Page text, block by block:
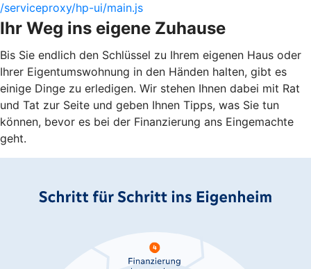
/serviceproxy/hp-ui/main.js
Ihr Weg ins eigene Zuhause
Bis Sie endlich den Schlüssel zu Ihrem eigenen Haus oder
Ihrer Eigentumswohnung in den Händen halten, gibt es
einige Dinge zu erledigen. Wir stehen Ihnen dabei mit Rat
und Tat zur Seite und geben Ihnen Tipps, was Sie tun
können, bevor es bei der Finanzierung ans Eingemachte
geht.